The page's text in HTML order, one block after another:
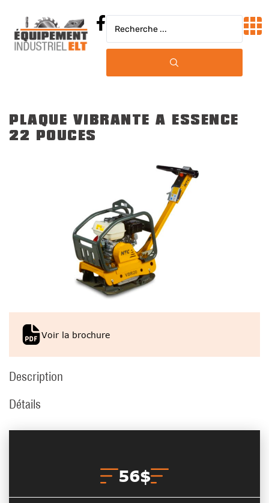
PLAQUE VIBRANTE A ESSENCE
22 POUCES
Voir la brochure
Description
Détails
56$